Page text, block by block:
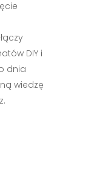
DIY i
dnia
wiedzę